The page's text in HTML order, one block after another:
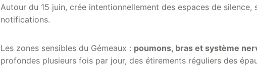
Autour du 15 juin, crée intentionnellement des espaces de silence,
notifications.
Les zones sensibles du Gémeaux : poumons, bras et système
profondes plusieurs fois par jour, des étirements réguliers des